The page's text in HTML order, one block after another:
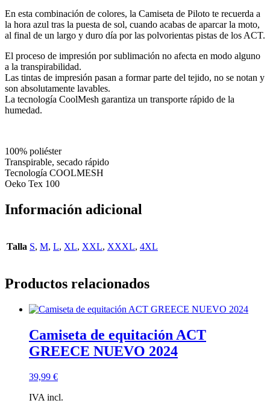
En esta combinación de colores, la Camiseta de Piloto te recuerda a
la hora azul tras la puesta de sol, cuando acabas de aparcar la moto,
al final de un largo y duro día por las polvorientas pistas de los ACT.
El proceso de impresión por sublimación no afecta en modo alguno
a la transpirabilidad.
Las tintas de impresión pasan a formar parte del tejido, no se notan y
son absolutamente lavables.
La tecnología CoolMesh garantiza un transporte rápido de la
humedad.
100% poliéster
Transpirable, secado rápido
Tecnología COOLMESH
Oeko Tex 100
Información adicional
Talla S, M, L, XL, XXL, XXXL, 4XL
Productos relacionados
Camiseta de equitación ACT
GREECE NUEVO 2024
39,99 €
IVA incl.